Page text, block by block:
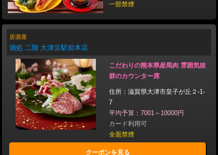
一部禁煙
居酒屋
酒処 二階 大津京駅前本店
こだわりの熊本県産馬肉 雰囲気抜
群のカウンター席
住所：滋賀県大津市皇子が丘２-1-
7
平均予算：7001～10000円
カード利用可
全面禁煙
クーポンを見る